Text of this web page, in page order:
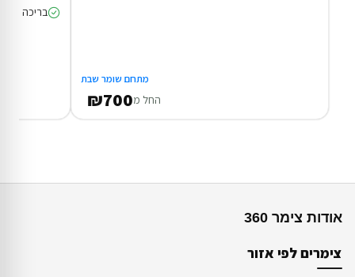
מתחם שומר שבת
החל מ₪700
בריכה
אודות צימר 360
צימרים לפי אזור